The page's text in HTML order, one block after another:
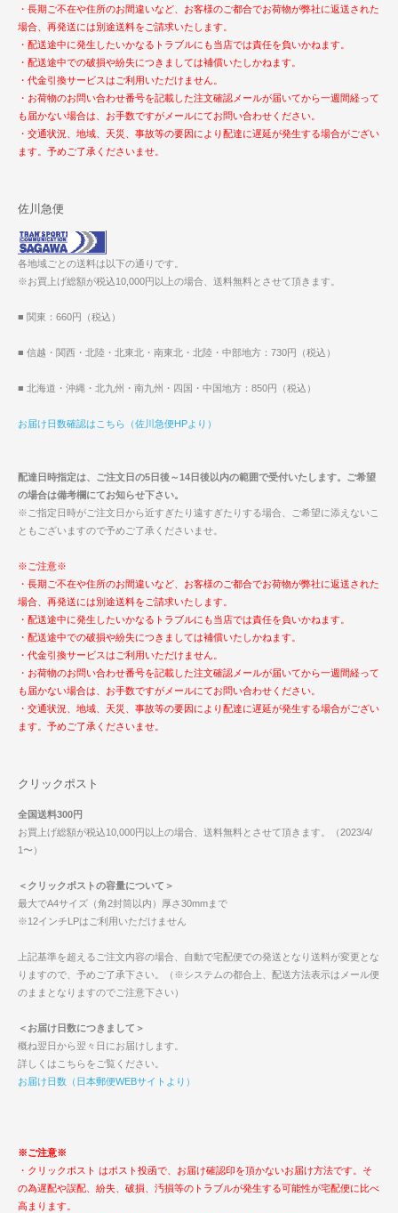
・長期ご不在や住所のお間違いなど、お客様のご都合でお荷物が弊社に返送された
場合、再発送には別途送料をご請求いたします。
・配送途中に発生したいかなるトラブルにも当店では責任を負いかねます。
・配送途中での破損や紛失につきましては補償いたしかねます。
・代金引換サービスはご利用いただけません。
・お荷物のお問い合わせ番号を記載した注文確認メールが届いてから一週間経って
も届かない場合は、お手数ですがメールにてお問い合わせください。
・交通状況、地域、天災、事故等の要因により配達に遅延が発生する場合がござい
ます。予めご了承くださいませ。
佐川急便
各地域ごとの送料は以下の通りです。
※お買上げ総額が税込10,000円以上の場合、送料無料とさせて頂きます。
■ 関東：660円（税込）
■ 信越・関西・北陸・北東北・南東北・北陸・中部地方：730円（税込）
■ 北海道・沖縄・北九州・南九州・四国・中国地方：850円（税込）
お届け日数確認はこちら（佐川急便HPより）
配達日時指定は、ご注文日の5日後～14日後以内の範囲で受付いたします。ご希望
の場合は備考欄にてお知らせ下さい。
※ご指定日時がご注文日から近すぎたり遠すぎたりする場合、ご希望に添えないこ
ともございますので予めご了承くださいませ。
※ご注意※
・長期ご不在や住所のお間違いなど、お客様のご都合でお荷物が弊社に返送された
場合、再発送には別途送料をご請求いたします。
・配送途中に発生したいかなるトラブルにも当店では責任を負いかねます。
・配送途中での破損や紛失につきましては補償いたしかねます。
・代金引換サービスはご利用いただけません。
・お荷物のお問い合わせ番号を記載した注文確認メールが届いてから一週間経って
も届かない場合は、お手数ですがメールにてお問い合わせください。
・交通状況、地域、天災、事故等の要因により配達に遅延が発生する場合がござい
ます。予めご了承くださいませ。
クリックポスト
全国送料300円
お買上げ総額が税込10,000円以上の場合、送料無料とさせて頂きます。（2023/4/
1〜）
＜クリックポストの容量について＞
最大でA4サイズ（角2封筒以内）厚さ30mmまで
※12インチLPはご利用いただけません
上記基準を超えるご注文内容の場合、自動で宅配便での発送となり送料が変更とな
りますので、予めご了承下さい。（※システムの都合上、配送方法表示はメール便
のままとなりますのでご注意下さい）
＜お届け日数につきまして＞
概ね翌日から翌々日にお届けします。
詳しくはこちらをご覧ください。
お届け日数（日本郵便WEBサイトより）
※ご注意※
・クリックポスト はポスト投函で、お届け確認印を頂かないお届け方法です。そ
の為遅配や誤配、紛失、破損、汚損等のトラブルが発生する可能性が宅配便に比べ
高まります。